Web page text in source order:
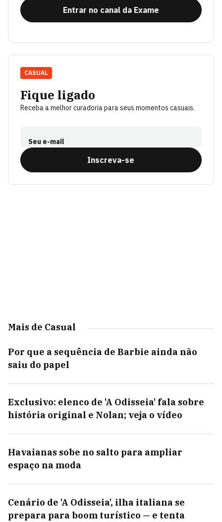
Entrar no canal da Exame
Fique ligado
Receba a melhor curadoria para seus momentos casuais.
Seu e-mail
Inscreva-se
CASUAL
Mais de Casual
Por que a sequência de Barbie ainda não
saiu do papel
Exclusivo: elenco de 'A Odisseia' fala sobre
história original e Nolan; veja o vídeo
Havaianas sobe no salto para ampliar
espaço na moda
Cenário de 'A Odisseia', ilha italiana se
prepara para boom turístico — e tenta